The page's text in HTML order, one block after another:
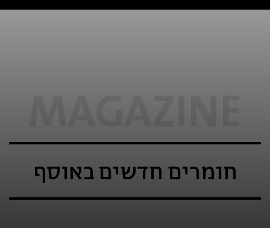
MAGAZINE
חומרים חדשים באוסף